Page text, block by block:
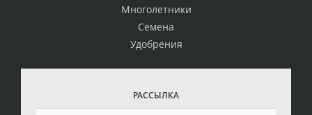
Многолетники
Семена
Удобрения
РАССЫЛКА